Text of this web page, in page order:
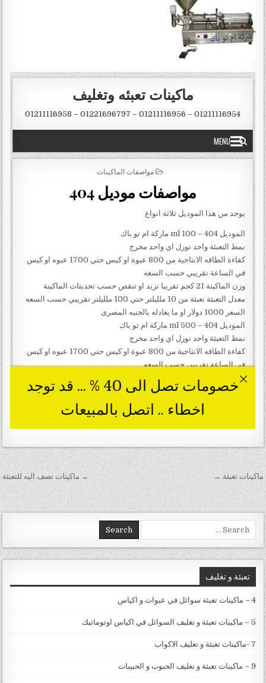
تصفّح المقالات ← ماكينات نصف اليه للتعبئة ماكينات تعبئة →
Search for:
تعبئة و تغليف
4 – ماكينات تعبئة سوائل في عبوات و اكياس
5 – ماكينات تعبئة و تغليف السوائل في اكياس اوتوماتيك
7 -ماكينات تعبئة و تغليف الاكواب
9 – ماكينات تعبئة و تغليف الحبوب و الحبيبات